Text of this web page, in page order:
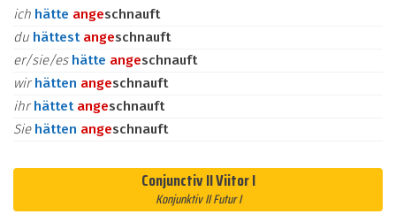
ich hätte angeschnauft
du hättest angeschnauft
er/sie/es hätte angeschnauft
wirhätten angeschnauft
ihrhättet angeschnauft
Sie hätten angeschnauft
Conjunctiv II Viitor I
Konjunktiv II Futur I